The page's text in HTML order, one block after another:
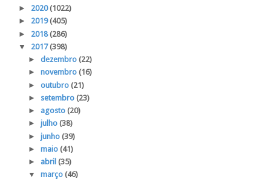
► 2020(1022)
► 2019(405)
► 2018(286)
▼ 2017(398)
► dezembro (22)
► novembro (16)
► outubro (21)
► setembro (23)
► agosto (20)
► julho (38)
► junho (39)
► maio (41)
► abril (35)
▼ março (46)